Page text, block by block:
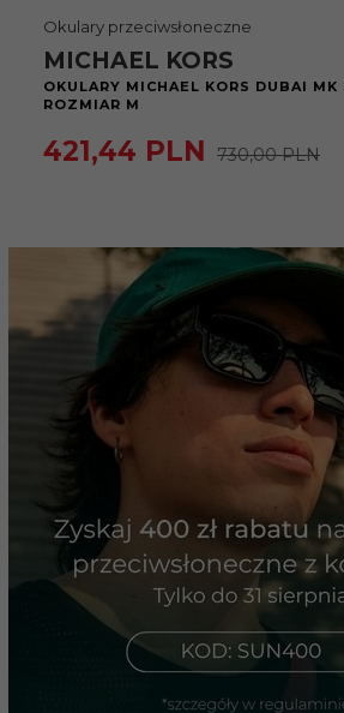
Okulary przeciwsłoneczne
MICHAEL KORS
OKULARY MICHAEL KORS DUBAI
ROZMIAR M
421,44 PLN 730,00 PLN